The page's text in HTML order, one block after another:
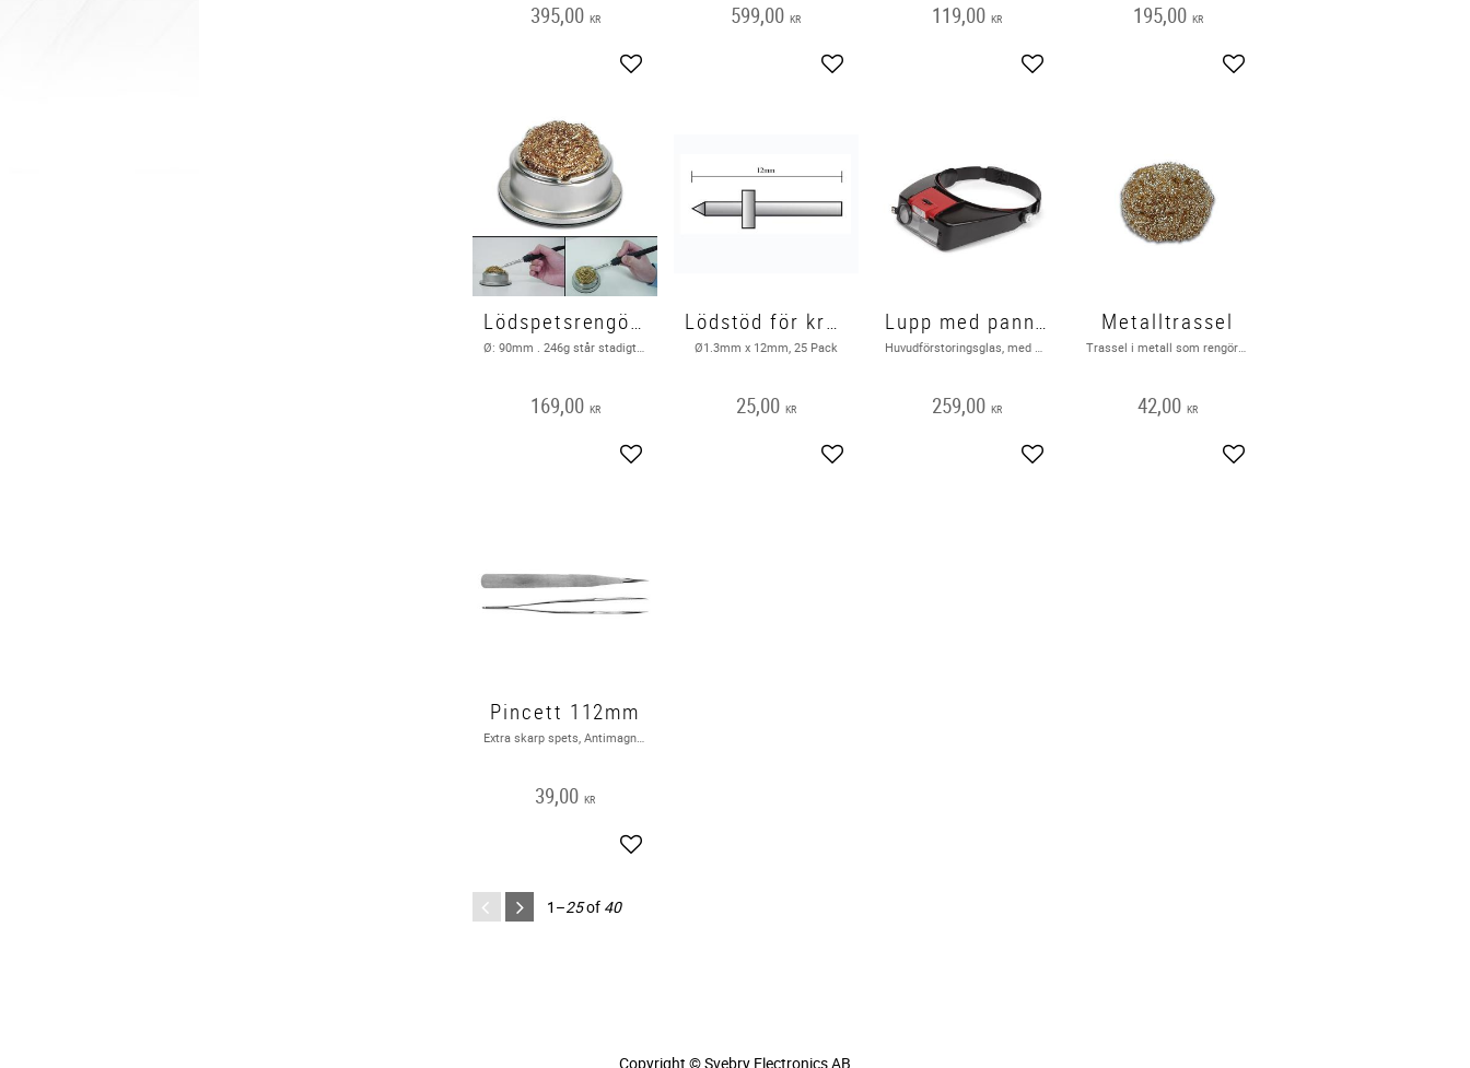
395,00 KR
Add to favorites
599,00 KR
Add to favorites
119,00 KR
Add to favorites
195,00 KR
Add to favorites
Lödspetsrengörare
169,00 KR
Add to favorites
Lödstöd för kretskort Ø1.3mm, 25 Pack
Ø1.3mm x 12mm, 25 Pack
25,00 KR
Add to favorites
Lupp med pannband.
259,00 KR
Add to favorites
Metalltrassel
42,00 KR
Add to favorites
Pincett 112mm
39,00 KR
Add to favorites
1–25of 40
Copyright © Svebry Electronics AB